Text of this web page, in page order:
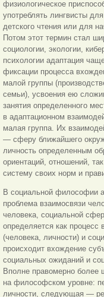
физиологическое
употреблять лингвисты
детского чтения или для
Потом этот термин стал
социологии, экологии,
психологии адаптация
фиксации процесса
малой группы
семьи), усвоения ею
занятия определенного
в адаптационном
малая группа. Их
— сферу ближайшего
личность определенным
ориентаций, отношений,
систему своих норм и
В социальной философии
проблема взаимосвязи
человека, социальной
определяется как процесс
(человека, личности) и
происходит вхождение
социальных ожиданий и
Вполне правомерно более
на философском уровне:
личности, следующая —